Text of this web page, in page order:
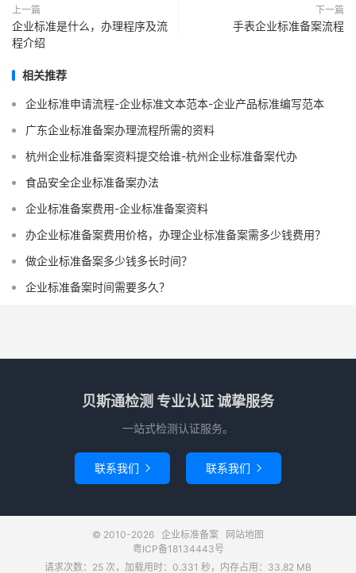
上一篇
企业标准是什么，办理程序及流
程介绍
下一篇
手表企业标准备案流程
相关推荐
企业标准申请流程-企业标准文本范本-企业产品标准编写范本
广东企业标准备案办理流程所需的资料
杭州企业标准备案资料提交给谁-杭州企业标准备案代办
食品安全企业标准备案办法
企业标准备案费用-企业标准备案资料
办企业标准备案费用价格，办理企业标准备案需多少钱费用？
做企业标准备案多少钱多长时间？
企业标准备案时间需要多久？
贝斯通检测 专业认证 诚挚服务
一站式检测认证服务。
联系我们  联系我们 
© 2010-2026 企业标准备案
网站地图
粤ICP备18134443号
请求次数：25 次，加载用时：0.331 秒，内存占用：33.82 MB